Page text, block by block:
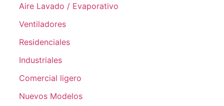
Aire Lavado / Evaporativo
Ventiladores
Residenciales
Industriales
Comercial ligero
Nuevos Modelos